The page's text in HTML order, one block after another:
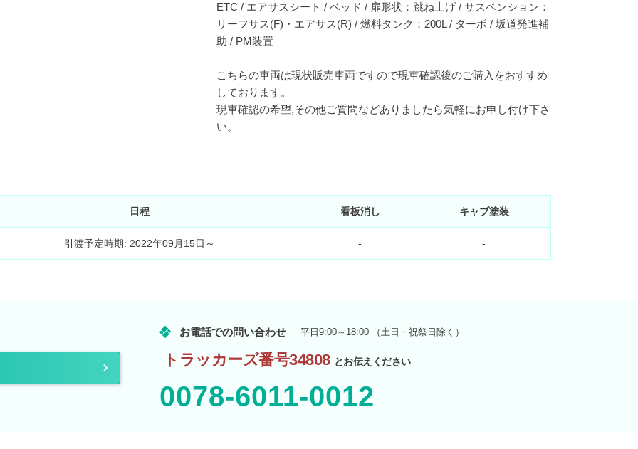
ETC / エアサスシート / ベッド / 扉形状：跳ね上げ / サスペンション：
リーフサス(F)・エアサス(R) / 燃料タンク：200L / ターボ / 坂道発進補
助 / PM装置
こちらの車両は現状販売車両ですので現車確認後のご購入をおすすめ
しております。
現車確認の希望,その他ご質問などありましたら気軽にお申し付け下さ
い。
日程 看板消し キャブ塗装
引渡予定時期: 2022年09月15日～ - -
お電話での問い合わせ 平日9:00～18:00 （土日・祝祭日除く）
トラッカーズ番号34808 とお伝えください
0078-6011-0012